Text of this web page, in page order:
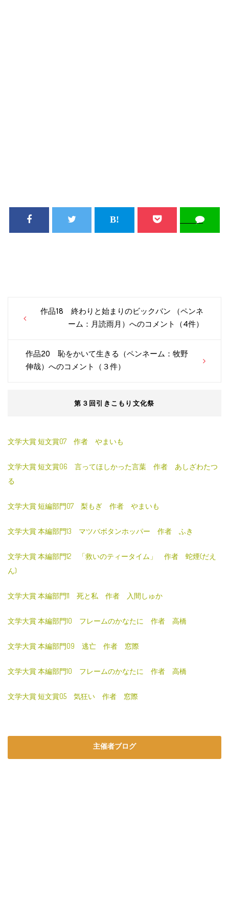
navigation
作品18 終わりと始まりのビックバン （ペンネ
ーム：月読雨月）へのコメント（4件）
作品20 恥をかいて生きる（ペンネーム：牧野
伸哉）へのコメント（３件）
第３回引きこもり文化祭
文学大賞 短文賞07 作者 やまいも
文学大賞 短文賞06 言ってほしかった言葉 作者 あしざわたつ
る
文学大賞 短編部門07 梨もぎ 作者 やまいも
文学大賞 本編部門13 マツバボタンホッパー 作者 ふき
文学大賞 本編部門12 「救いのティータイム」 作者 蛇煙(だえ
ん)
文学大賞 本編部門11 死と私 作者 入間しゅか
文学大賞 本編部門10 フレームのかなたに 作者 高橋
文学大賞 本編部門09 逃亡 作者 窓際
文学大賞 本編部門10 フレームのかなたに 作者 高橋
文学大賞 短文賞05 気狂い 作者 窓際
主催者ブログ